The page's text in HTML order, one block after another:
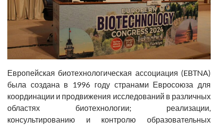
Европейская биотехнологическая ассоциация (EBTNA)
была создана в 1996 году странами Евросоюза для
координации и продвижения исследований в различных
областях биотехнологии; реализации,
консультированию и контролю образовательных